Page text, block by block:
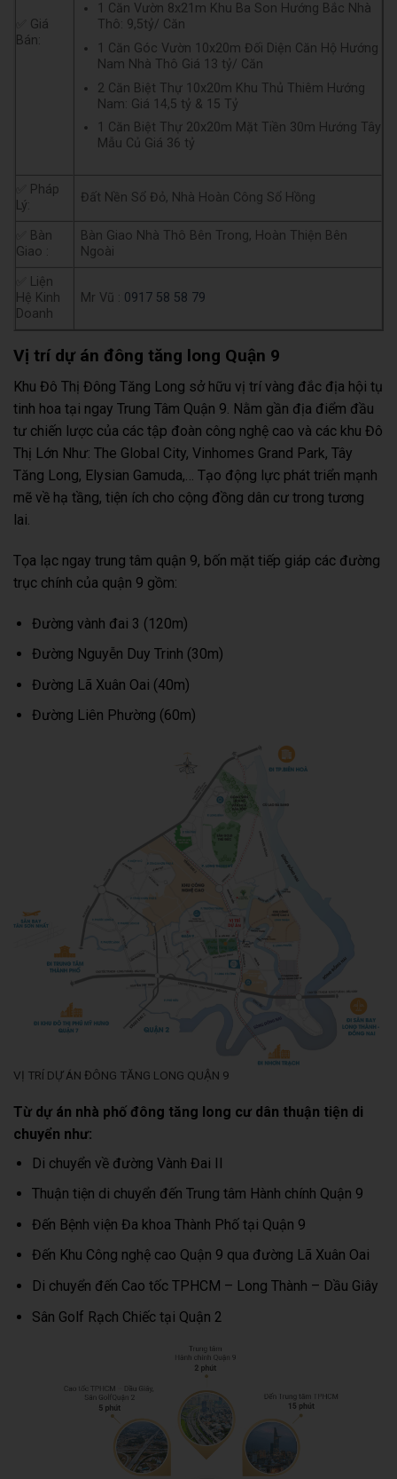
✅ Giá
Bán:
1 Căn Vườn 8x21m Khu Ba Son Hướng Bắc Nhà
Thô: 9,5tỷ/ Căn
1 Căn Góc Vườn 10x20m Đối Diện Căn Hộ Hướng
Nam Nhà Thô Giá 13 tỷ/ Căn
2 Căn Biệt Thự 10x20m Khu Thủ Thiêm Hướng
Nam: Giá 14,5 tỷ & 15 Tỷ
1 Căn Biệt Thự 20x20m Mặt Tiền 30m Hướng Tây
Mẫu Củ Giá 36 tỷ
✅ Pháp
Lý:
Đất Nền Sổ Đỏ, Nhà Hoàn Công Sổ Hồng
✅ Bàn
Giao :
Bàn Giao Nhà Thô Bên Trong, Hoàn Thiện Bên
Ngoài
✅ Liện
Hệ Kinh
Doanh
Mr Vũ : 0917 58 58 79
Vị trí dự án đông tăng long Quận 9
Khu Đô Thị Đông Tăng Long sở hữu vị trí vàng đắc địa hội tụ
tinh hoa tại ngay Trung Tâm Quận 9. Nằm gần địa điểm đầu
tư chiến lược của các tập đoàn công nghệ cao và các khu Đô
Thị Lớn Như: The Global City, Vinhomes Grand Park, Tây
Tăng Long, Elysian Gamuda,… Tạo động lực phát triển mạnh
mẽ về hạ tầng, tiện ích cho cộng đồng dân cư trong tương
lai.
Tọa lạc ngay trung tâm quận 9, bốn mặt tiếp giáp các đường
trục chính của quận 9 gồm:
Đường vành đai 3 (120m)
Đường Nguyễn Duy Trinh (30m)
Đường Lã Xuân Oai (40m)
Đường Liên Phường (60m)
VỊ TRÍ DỰ ÁN ĐÔNG TĂNG LONG QUẬN 9
Từ dự án nhà phố đông tăng long cư dân thuận tiện di
chuyển như:
Di chuyển về đường Vành Đai II
Thuận tiện di chuyển đến Trung tâm Hành chính Quận 9
Đến Bệnh viện Đa khoa Thành Phố tại Quận 9
Đến Khu Công nghệ cao Quận 9 qua đường Lã Xuân Oai
Di chuyển đến Cao tốc TPHCM – Long Thành – Dầu Giây
Sân Golf Rạch Chiếc tại Quận 2